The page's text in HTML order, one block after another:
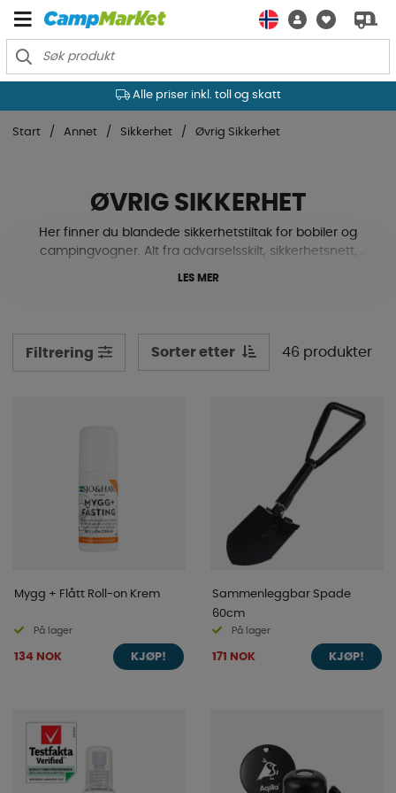
Alle priser inkl. toll og skatt
Start Annet Sikkerhet Øvrig Sikkerhet
ØVRIG SIKKERHET
Her finner du blandede sikkerhetstiltak for bobiler og
campingvogner. Alt fra advarselsskilt, sikkerhetsnett,
LES MER
Filtrering Sorter etter 46 produkter
Mygg + Flått Roll-on Krem
På lager
134 NOK KJØP!
Sammenleggbar Spade
60cm
På lager
171 NOK KJØP!